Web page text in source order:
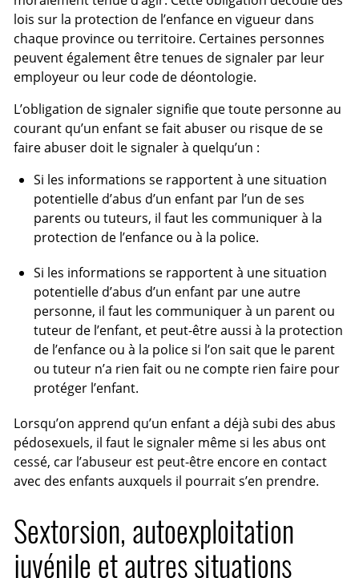
lois sur la protection de l’enfance en vigueur dans
chaque province ou territoire. Certaines personnes
peuvent également être tenues de signaler par leur
employeur ou leur code de déontologie.
L’obligation de signaler signifie que toute personne au
courant qu’un enfant se fait abuser ou risque de se
faire abuser doit le signaler à quelqu’un :
Si les informations se rapportent à une situation
potentielle d’abus d’un enfant par l’un de ses
parents ou tuteurs, il faut les communiquer à la
protection de l’enfance ou à la police.
Si les informations se rapportent à une situation
potentielle d’abus d’un enfant par une autre
personne, il faut les communiquer à un parent ou
tuteur de l’enfant, et peut-être aussi à la protection
de l’enfance ou à la police si l’on sait que le parent
ou tuteur n’a rien fait ou ne compte rien faire pour
protéger l’enfant.
Lorsqu’on apprend qu’un enfant a déjà subi des abus
pédosexuels, il faut le signaler même si les abus ont
cessé, car l’abuseur est peut-être encore en contact
avec des enfants auxquels il pourrait s’en prendre.
Sextorsion, autoexploitation
juvénile et autres situations